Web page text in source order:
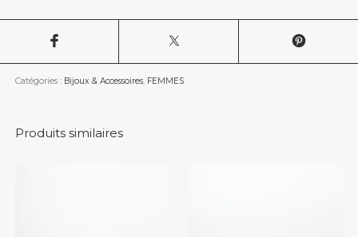
Catégories : Bijoux & Accessoires, FEMMES
Produits similaires